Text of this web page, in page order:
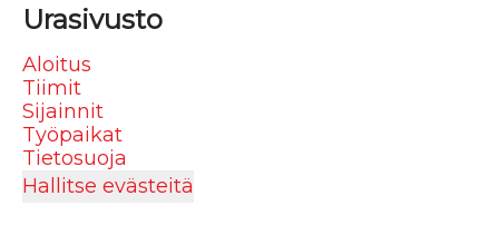
Urasivusto
Aloitus
Tiimit
Sijainnit
Työpaikat
Tietosuoja
Hallitse evästeitä